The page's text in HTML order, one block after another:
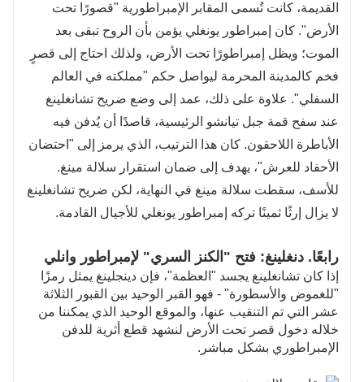
القديمة، كانت تُسمى المقابر الإمبراطورية "قصورًا تحت
الأرض". كان إمبراطور يونغلي يؤمن بأن الروح تبقى بعد
الموت؛ ويظل إمبراطورًا تحت الأرض، ولذلك احتاج إلى قصرٍ
فخم كالمدينة المحرمة ليواصل حكم "مملكته في العالم
السفلي". علاوة على ذلك، عمد إلى وضع ضريح تشانغلينغ
عند سفح قمة جبل تيانشو الرئيسية، قاصدًا أن يُدفن فيه
الأباطرة اللاحقون. كان هذا الترتيب، الذي يرمز إلى "احتضان
الأحفاد للعرش"، يهدف إلى ضمان استقرار سلالة مينغ.
للأسف، سقطت سلالة مينغ في النهاية، لكن ضريح تشانغلينغ
لا يزال إرثًا ثمينًا تركه إمبراطور يونغلي للأجيال القادمة.
رابعًا. دنغلينغ: فتح "الكنز السري" لإمبراطور وانلي
إذا كان تشانغلينغ يجسد "العظمة"، فإن دينجلينغ يمثل رمزًا
"للغموض والأسطورة" - فهو القبر الوحيد بين القبور الثلاثة
عشر التي تم التنقيب عنها، والموقع الوحيد الذي يمكننا من
خلاله دخول قصر تحت الأرض لنشهد قطع أثرية للدفن
الإمبراطوري بشكل مباشر.